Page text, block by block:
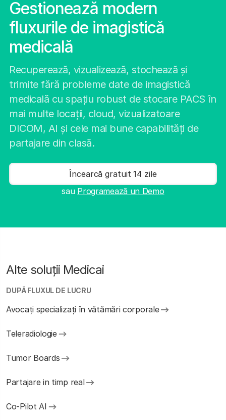
Gestionează modern
fluxurile de imagistică
medicală
Recuperează, vizualizează, stochează și
trimite fără probleme date de imagistică
medicală cu spațiu robust de stocare PACS în
mai multe locații, cloud, vizualizatoare
DICOM, AI și cele mai bune capabilități de
partajare din clasă.
Încearcă gratuit 14 zile
sau Programează un Demo
Alte soluții Medicai
DUPĂ FLUXUL DE LUCRU
Avocați specializați în vătămări corporale
Teleradiologie
Tumor Boards
Partajare in timp real
Co-Pilot AI